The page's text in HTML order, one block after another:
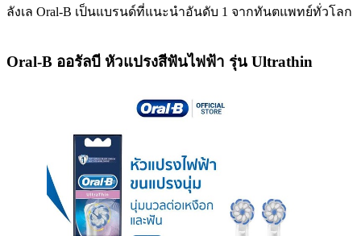
ลังเล Oral-B เป็นแบรนด์ที่แนะนำอันดับ 1 จากทันตแพทย์ทั่วโลก
Oral-B ออรัลบี หัวแปรงสีฟันไฟฟ้า รุ่น Ultrathin